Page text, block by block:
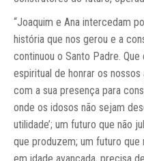
“Joaquim e Ana intercedam
história que nos gerou e a
continuou o Santo Padre.
espiritual de honrar os
com a sua presença para
onde os idosos não sejam
utilidade’; um futuro que não
que produzem; um futuro
em idade avançada, precisa